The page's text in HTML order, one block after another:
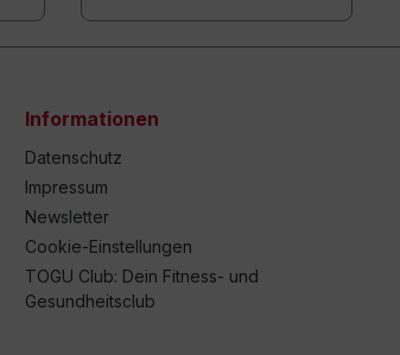
Informationen
Datenschutz
Impressum
Newsletter
Cookie-Einstellungen
TOGU Club: Dein Fitness- und
Gesundheitsclub